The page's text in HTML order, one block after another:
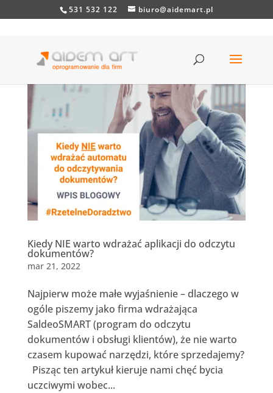
531 532 122 biuro@aidemart.pl
Kiedy NIE warto wdrażać aplikacji do odczytu
dokumentów?
mar 21, 2022
Najpierw może małe wyjaśnienie – dlaczego w
ogóle piszemy jako firma wdrażająca
SaldeoSMART (program do odczytu
dokumentów i obsługi klientów), że nie warto
czasem kupować narzędzi, które sprzedajemy?
Pisząc ten artykuł kieruje nami chęć bycia
uczciwymi wobec...